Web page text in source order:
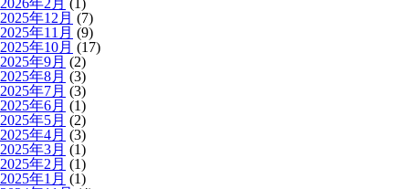
2026年2月 (1)
2025年12月 (7)
2025年11月 (9)
2025年10月 (17)
2025年9月 (2)
2025年8月 (3)
2025年7月 (3)
2025年6月 (1)
2025年5月 (2)
2025年4月 (3)
2025年3月 (1)
2025年2月 (1)
2025年1月 (1)